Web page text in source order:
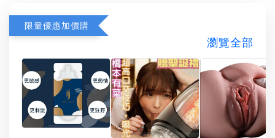
限量優惠加價購
瀏覽全部